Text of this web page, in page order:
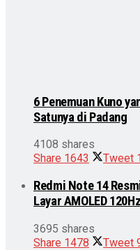
6 Penemuan Kuno
Satunya di Padang
4108 shares
Share 1643 Tweet
Redmi Note 14
Layar AMOLED
3695 shares
Share 1478 Tweet